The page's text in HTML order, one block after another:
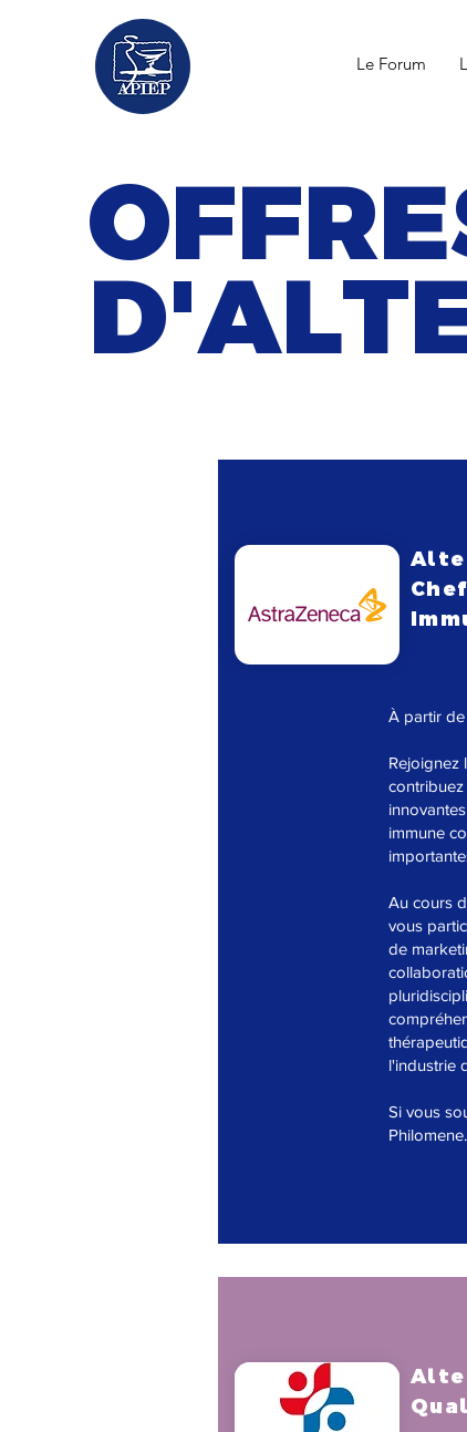
Le Forum
À partir
Rejoignez
immune
Au cours
vous
de
l'industrie
Si vous